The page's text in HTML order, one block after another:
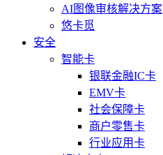
AI图像审核解决方案
悠卡觅
安全
智能卡
银联金融IC卡
EMV卡
社会保障卡
商户零售卡
行业应用卡